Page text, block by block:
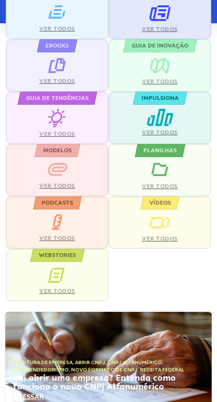
VER TODOS VER TODOS
EBOOKS
VER TODOS
GUIA DE INOVAÇÃO
VER TODOS
GUIA DE TENDÊNCIAS
VER TODOS
IMPULSIONA
VER TODOS
MODELOS
VER TODOS
PLANILHAS
VER TODOS
PODCASTS
VER TODOS
VÍDEOS
VER TODOS
WEBSTORIES
VER TODOS
ABERTURA DE EMPRESA, ABRIR CNPJ,CNPJ ALFANUMÉRICO,
EMPREENDEDORISMO, NOVO FORMATO DE CNPJ,RECEITA FEDERAL
Vai abrir uma empresa? Entenda como
funciona o novo CNPJ Alfanumérico
ACESSAR